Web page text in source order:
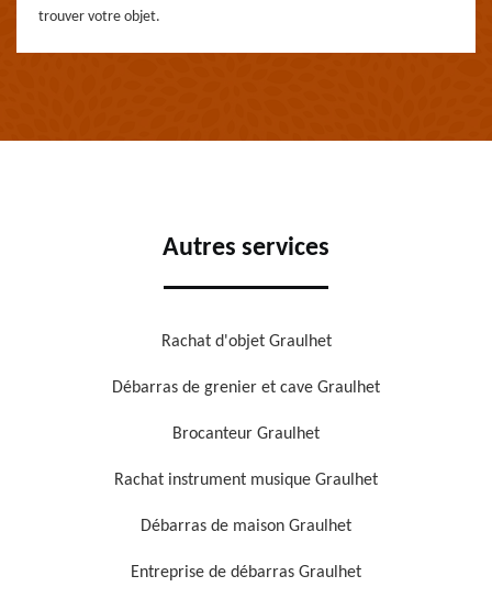
trouver votre objet.
Autres services
Rachat d'objet Graulhet
Débarras de grenier et cave Graulhet
Brocanteur Graulhet
Rachat instrument musique Graulhet
Débarras de maison Graulhet
Entreprise de débarras Graulhet